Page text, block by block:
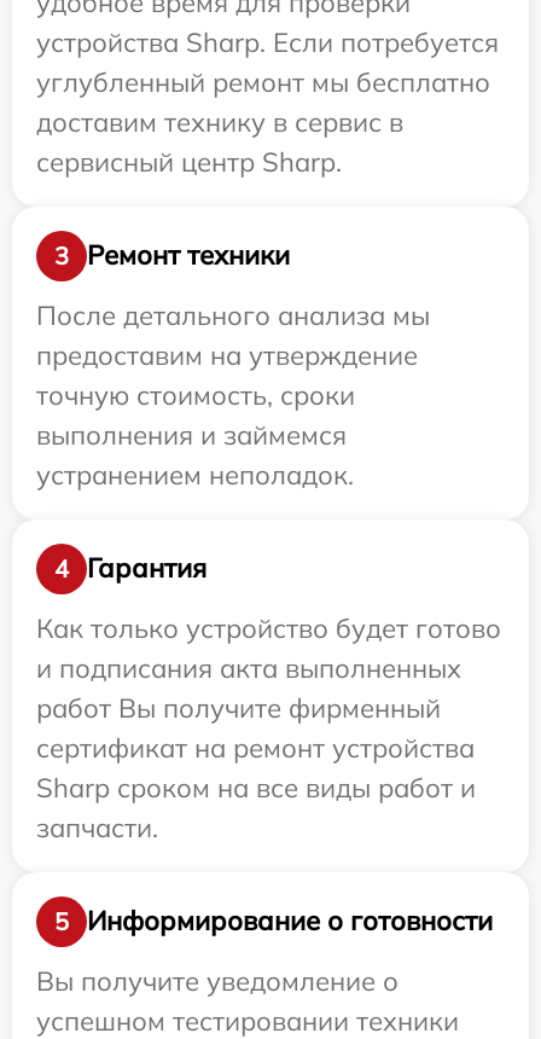
устройства Sharp. Если потребуется
углубленный ремонт мы бесплатно
доставим технику в сервис в
сервисный центр Sharp.
3
Ремонт техники
После детального анализа мы
предоставим на утверждение
точную стоимость, сроки
выполнения и займемся
устранением неполадок.
4
Гарантия
Как только устройство будет готово
и подписания акта выполненных
работ Вы получите фирменный
сертификат на ремонт устройства
Sharp сроком на все виды работ и
запчасти.
5
Информирование о готовности
Вы получите уведомление о
успешном тестировании техники